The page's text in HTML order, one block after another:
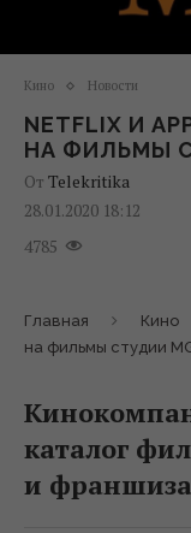
Кино Новости
NETFLIX И
НА ФИЛЬМЫ
От Telekritika
28.01.2020 18:12
4785
Главная Кино
на фильмы студии
каталог
и франшиза